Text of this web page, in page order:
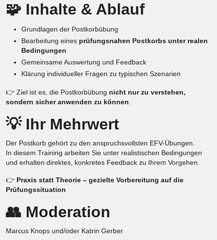
🧩 Inhalte & Ablauf
Grundlagen der Postkorbübung
Bearbeitung eines prüfungsnahen Postkorbs unter realen
Bedingungen
Gemeinsame Auswertung und Feedback
Klärung individueller Fragen zu typischen Szenarien
👉 Ziel ist es, die Postkorbübung nicht nur zu verstehen,
sondern sicher anwenden zu können.
💡 Ihr Mehrwert
Der Postkorb gehört zu den anspruchsvollsten EFV-Übungen.
In diesem Training arbeiten Sie unter realistischen Bedingungen
und erhalten direktes, konkretes Feedback zu Ihrem Vorgehen.
👉 Praxis statt Theorie – gezielte Vorbereitung auf die
Prüfungssituation
👥 Moderation
Marcus Knops und/oder Katrin Gerber